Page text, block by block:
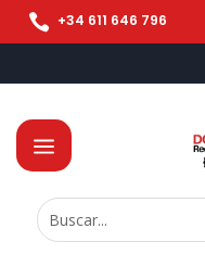
 +34 611 646 796